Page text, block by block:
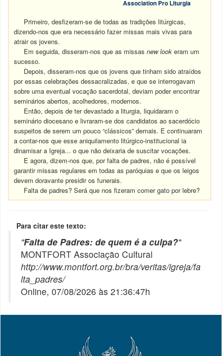
Association Pro Liturgia
Primeiro, desfizeram-se de todas as tradições litúrgicas,
dizendo-nos que era necessário fazer missas mais vivas para
atrair os jovens.
Em seguida, disseram-nos que as missasnew look eram um
sucesso.
Depois, disseram-nos que os jovens que tinham sido atraídos
por essas celebrações dessacralizadas, e que se interrogavam
sobre uma eventual vocação sacerdotal, deviam poder encontrar
seminários abertos, acolhedores, modernos.
Então, depois de ter devastado a liturgia, liquidaram o
seminário diocesano e livraram-se dos candidatos ao sacerdócio
suspeitos de serem um pouco “clássicos” demais. E continuaram
a contar-nos que esse aniquilamento litúrgico-institucional ia
dinamisar a Igreja... o que não deixaria de suscitar vocações.
E agora, dizem-nos que, por falta de padres, não é possível
garantir missas regulares em todas as paróquias e que os leigos
devem doravante presidir os funerais.
Falta de padres? Será que nos fizeram comer gato por lebre?
Para citar este texto:
"Falta de Padres: de quem é a culpa?"
MONTFORT Associação Cultural
http://www.montfort.org.br/bra/veritas/igreja/fa
lta_padres/
Online, 07/08/2026 às 21:36:47h